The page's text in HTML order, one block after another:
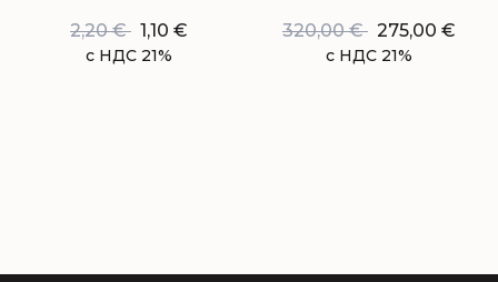
2,20€ 1,10 €
с НДС 21%
320,00€ 275,00 €
с НДС 21%